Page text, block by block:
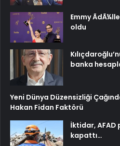
Emmy
oldu
banka
Yeni Dünya Düzensizliği
Hakan Fidan Faktörü
İktidar, AFAD
kapattı…